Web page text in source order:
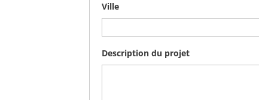
Ville
Description du projet